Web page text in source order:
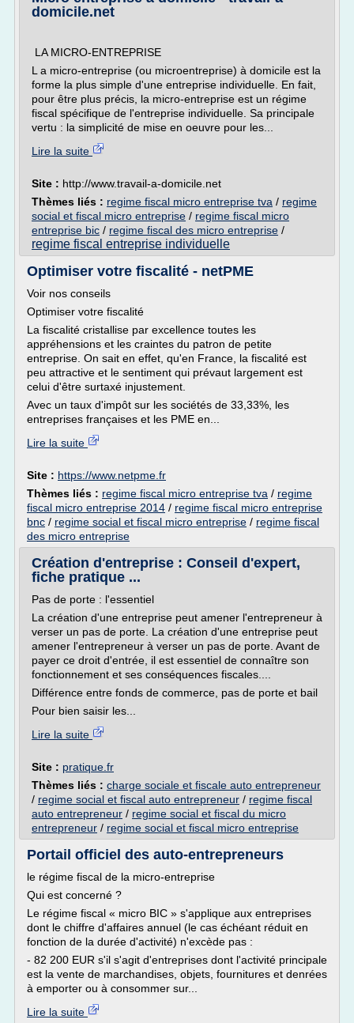
domicile.net
LA MICRO-ENTREPRISE
L a micro-entreprise (ou microentreprise) à domicile est la
forme la plus simple d'une entreprise individuelle. En fait,
pour être plus précis, la micro-entreprise est un régime
fiscal spécifique de l'entreprise individuelle. Sa principale
vertu : la simplicité de mise en oeuvre pour les...
Lire la suite
Site : http://www.travail-a-domicile.net
Thèmes liés : regime fiscal micro entreprise tva / regime
social et fiscal micro entreprise / regime fiscal micro
entreprise bic / regime fiscal des micro entreprise /
regime fiscal entreprise individuelle
Optimiser votre fiscalité - netPME
Voir nos conseils
Optimiser votre fiscalité
La fiscalité cristallise par excellence toutes les
appréhensions et les craintes du patron de petite
entreprise. On sait en effet, qu'en France, la fiscalité est
peu attractive et le sentiment qui prévaut largement est
celui d'être surtaxé injustement.
Avec un taux d'impôt sur les sociétés de 33,33%, les
entreprises françaises et les PME en...
Lire la suite
Site : https://www.netpme.fr
Thèmes liés : regime fiscal micro entreprise tva / regime
fiscal micro entreprise 2014 / regime fiscal micro entreprise
bnc / regime social et fiscal micro entreprise / regime fiscal
des micro entreprise
Création d'entreprise : Conseil d'expert,
fiche pratique ...
Pas de porte : l'essentiel
La création d'une entreprise peut amener l'entrepreneur à
verser un pas de porte. La création d'une entreprise peut
amener l'entrepreneur à verser un pas de porte. Avant de
payer ce droit d'entrée, il est essentiel de connaître son
fonctionnement et ses conséquences fiscales....
Différence entre fonds de commerce, pas de porte et bail
Pour bien saisir les...
Lire la suite
Site : pratique.fr
Thèmes liés : charge sociale et fiscale auto entrepreneur
/ regime social et fiscal auto entrepreneur / regime fiscal
auto entrepreneur / regime social et fiscal du micro
entrepreneur / regime social et fiscal micro entreprise
Portail officiel des auto-entrepreneurs
le régime fiscal de la micro-entreprise
Qui est concerné ?
Le régime fiscal « micro BIC » s'applique aux entreprises
dont le chiffre d'affaires annuel (le cas échéant réduit en
fonction de la durée d'activité) n'excède pas :
- 82 200 EUR s'il s'agit d'entreprises dont l'activité principale
est la vente de marchandises, objets, fournitures et denrées
à emporter ou à consommer sur...
Lire la suite